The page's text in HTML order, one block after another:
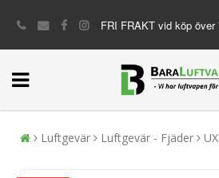
FRI FRAKT vid köp över
Luftgevär Luftgevär - Fjäder